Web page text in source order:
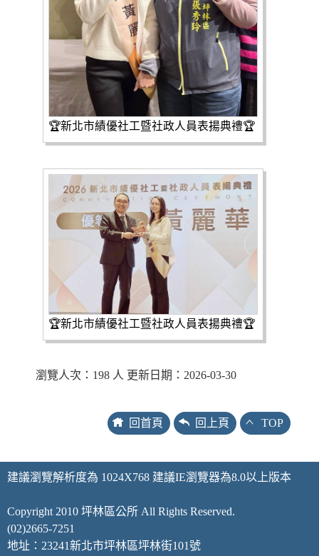
🏆新北市績優社工暨社政人員表揚典禮🏆
🏆新北市績優社工暨社政人員表揚典禮🏆
瀏覽人次：198 人 更新日期：2026-03-30
回首頁 回上頁 TOP
建議瀏覽解析度為 1024X768 建議IE瀏覽器為8.0以上版本
Copyright 2010 坪林區公所 All Rights Reserved.
(02)2665-7251
地址：23241新北市坪林區坪林街101號